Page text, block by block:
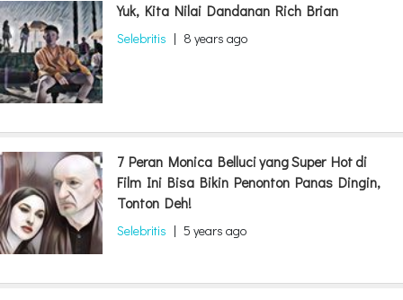
Yuk, Kita Nilai Dandanan Rich Brian
Selebritis | 8 years ago
7 Peran Monica Belluci yang Super Hot di
Film Ini Bisa Bikin Penonton Panas Dingin,
Tonton Deh!
Selebritis | 5 years ago